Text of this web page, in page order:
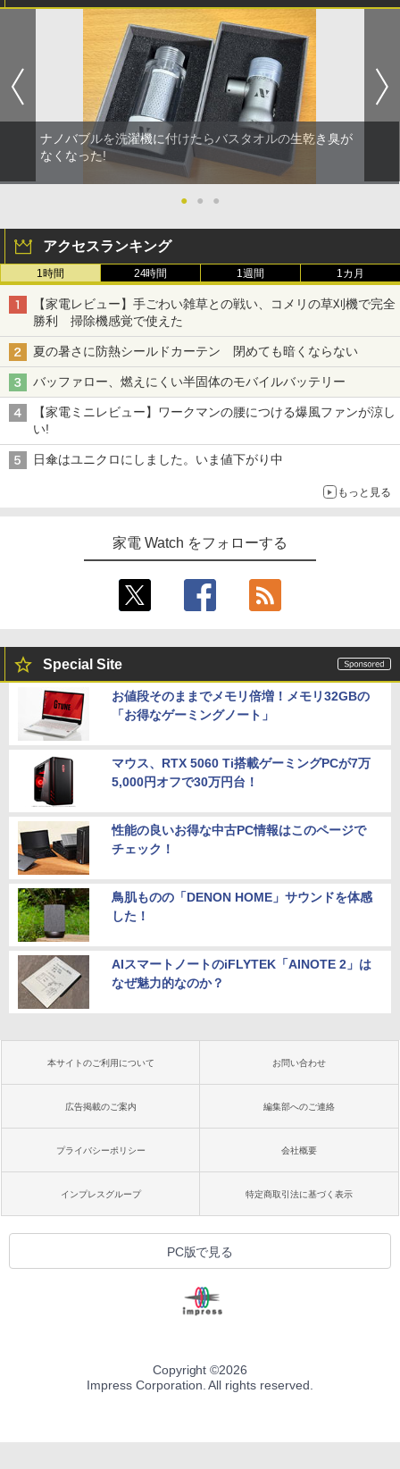
ナノバブルを洗濯機に付けたらバスタオルの生乾き臭が
なくなった!
● ● ●
アクセスランキング
1時間 24時間 1週間 1カ月
【家電レビュー】手ごわい雑草との戦い、コメリの草刈機で完全
勝利 掃除機感覚で使えた
夏の暑さに防熱シールドカーテン 閉めても暗くならない
バッファロー、燃えにくい半固体のモバイルバッテリー
【家電ミニレビュー】ワークマンの腰につける爆風ファンが涼し
い!
日傘はユニクロにしました。いま値下がり中
もっと見る
家電 Watch をフォローする
Special Site
お値段そのままでメモリ倍増！メモリ32GBの
「お得なゲーミングノート」
マウス、RTX 5060 Ti搭載ゲーミングPCが7万
5,000円オフで30万円台！
性能の良いお得な中古PC情報はこのページで
チェック！
鳥肌ものの「DENON HOME」サウンドを体感
した！
AIスマートノートのiFLYTEK「AINOTE 2」は
なぜ魅力的なのか？
本サイトのご利用について お問い合わせ
広告掲載のご案内 編集部へのご連絡
プライバシーポリシー 会社概要
インプレスグループ 特定商取引法に基づく表示
PC版で見る
Copyright ©2026
Impress Corporation. All rights reserved.